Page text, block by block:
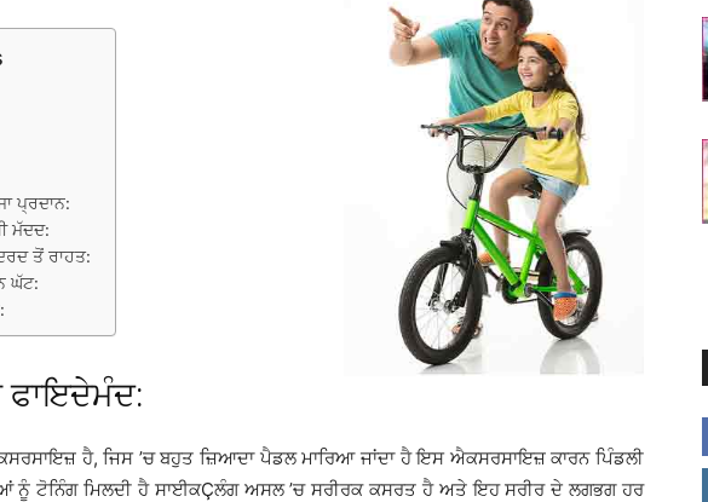
ਪ੍ਰਦਾਨ:
ਮੱਦਦ:
ਤੋਂ ਰਾਹਤ:
ਘੱਟ:
ਹੈ, ਜਿਸ ’ਚ ਬਹੁਤ ਜ਼ਿਆਦਾ ਪੈਡਲ ਮਾਰਿਆ ਜਾਂਦਾ ਹੈ ਇਸ ਐਕਸਰਸਾਇਜ਼ ਕਾਰਨ ਪਿੰਡਲੀ
ਟੋਨਿੰਗ ਮਿਲਦੀ ਹੈ ਸਾਈਕÇਲੰਗ ਅਸਲ ’ਚ ਸਰੀਰਕ ਕਸਰਤ ਹੈ ਅਤੇ ਇਹ ਸਰੀਰ ਦੇ ਲਗਭਗ ਹਰ